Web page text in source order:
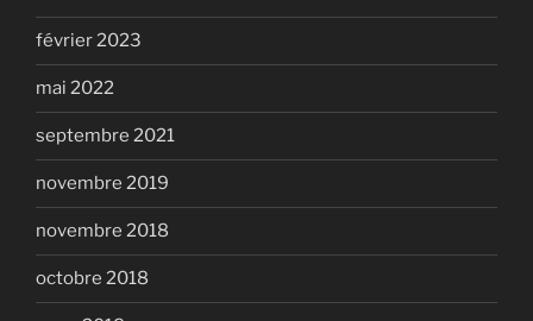
février 2023
mai 2022
septembre 2021
novembre 2019
novembre 2018
octobre 2018